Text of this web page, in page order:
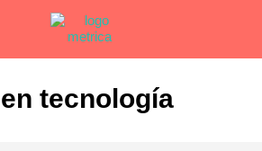
tecnología